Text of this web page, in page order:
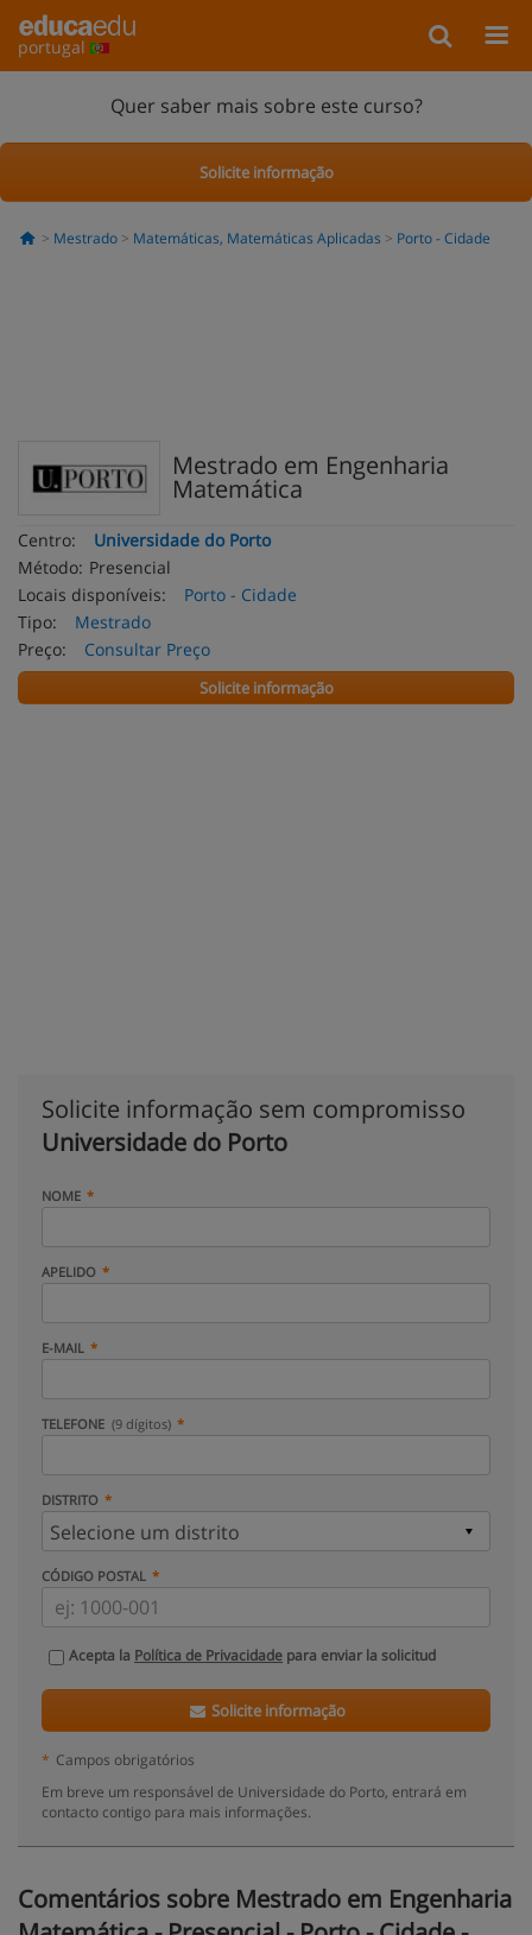
portugal
Quer saber mais sobre este curso?
Solicite informação
Mestrado Matemáticas, Matemáticas Aplicadas Porto - Cidade
Mestrado em Engenharia
Matemática
Centro:
Universidade do Porto
Método: Presencial
Locais disponíveis:
Porto - Cidade
Tipo:
Mestrado
Preço:
Consultar Preço
Solicite informação
Solicite informação sem compromisso
Universidade do Porto
NOME
APELIDO
E-MAIL
TELEFONE (9 dígitos)
DISTRITO
CÓDIGO POSTAL
Acepta la Política de Privacidade para enviar la solicitud
Solicite informação
* Campos obrigatórios
Em breve um responsável de Universidade do Porto, entrará em
contacto contigo para mais informações.
Comentários sobre Mestrado em Engenharia